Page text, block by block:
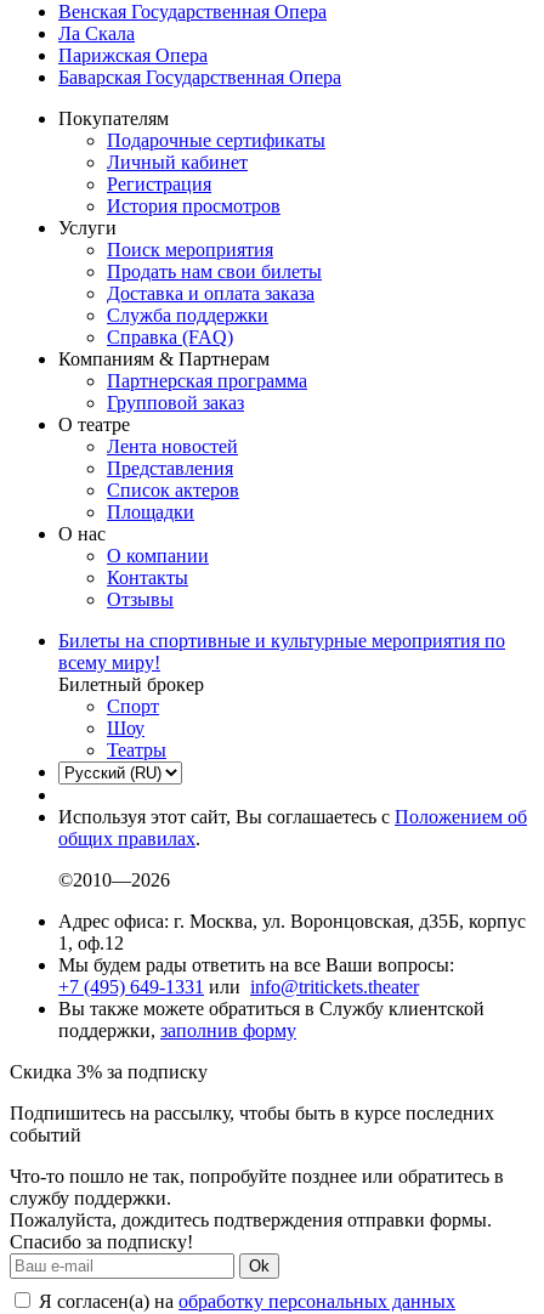
Венская Государственная Опера
Ла Скала
Парижская Опера
Баварская Государственная Опера
Покупателям
Подарочные сертификаты
Личный кабинет
Регистрация
История просмотров
Услуги
Поиск мероприятия
Продать нам свои билеты
Доставка и оплата заказа
Служба поддержки
Справка (FAQ)
Компаниям & Партнерам
Партнерская программа
Групповой заказ
О театре
Лента новостей
Представления
Список актеров
Площадки
О нас
О компании
Контакты
Отзывы
Билеты на спортивные и культурные мероприятия по
всему миру!
Билетный брокер
Спорт
Шоу
Театры
Используя этот сайт, Вы соглашаетесь с Положением об
общих правилах.
©2010—2026
Адрес офиса: г. Москва, ул. Воронцовская, д35Б, корпус
1, оф.12
Мы будем рады ответить на все Ваши вопросы:
+7 (495) 649-1331 или info@tritickets.theater
Вы также можете обратиться в Службу клиентской
поддержки, заполнив форму
Скидка 3% за подписку
Подпишитесь на рассылку, чтобы быть в курсе последних
событий
Что-то пошло не так, попробуйте позднее или обратитесь в
службу поддержки.
Пожалуйста, дождитесь подтверждения отправки формы.
Спасибо за подписку!
Ok
Я согласен(а) на обработку персональных данных